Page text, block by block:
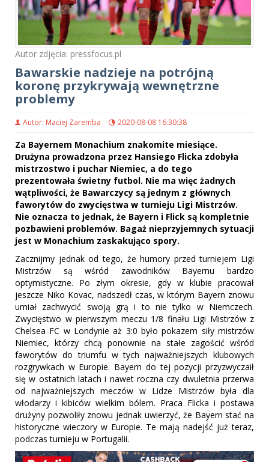
Autor zdjęcia: pressfocus.pl
Bawarskie nadzieje na potrójną
koronę przykrywają wewnętrzne
problemy
Autor: Maciej Zaremba 2020-08-08 16:30:38
Za Bayernem Monachium znakomite miesiące.
Drużyna prowadzona przez Hansiego Flicka zdobyła
mistrzostwo i puchar Niemiec, a do tego
prezentowała świetny futbol. Nie ma więc żadnych
wątpliwości, że Bawarczycy są jednym z głównych
faworytów do zwycięstwa w turnieju Ligi Mistrzów.
Nie oznacza to jednak, że Bayern i Flick są kompletnie
pozbawieni problemów. Bagaż nieprzyjemnych sytuacji
jest w Monachium zaskakująco spory.
Zacznijmy jednak od tego, że humory przed turniejem Ligi
Mistrzów są wśród zawodników Bayernu bardzo
optymistyczne. Po złym okresie, gdy w klubie pracował
jeszcze Niko Kovac, nadszedł czas, w którym Bayern znowu
umiał zachwycić swoją grą i to nie tylko w Niemczech.
Zwycięstwo w pierwszym meczu 1/8 finału Ligi Mistrzów z
Chelsea FC w Londynie aż 3:0 było pokazem siły mistrzów
Niemiec, którzy chcą ponownie na stałe zagościć wśród
faworytów do triumfu w tych najważniejszych klubowych
rozgrywkach w Europie. Bayern do tej pozycji przyzwyczaił
się w ostatnich latach i nawet roczna czy dwuletnia przerwa
od najważniejszych meczów w Lidze Mistrzów była dla
włodarzy i kibiców wielkim bólem. Praca Flicka i postawa
drużyny pozwoliły znowu jednak uwierzyć, że Bayern stać na
historyczne wieczory w Europie. Te mają nadejść już teraz,
podczas turnieju w Portugalii.